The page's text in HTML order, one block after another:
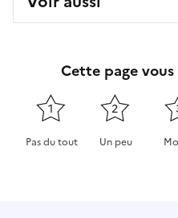
Cette page
1
Pas du tout
2
Un peu